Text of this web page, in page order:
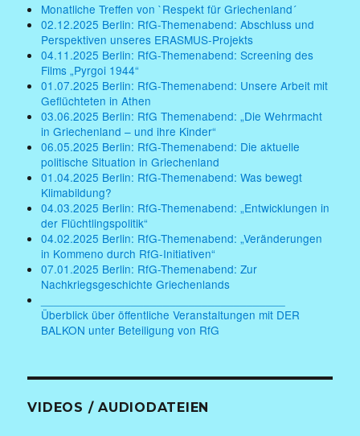
Monatliche Treffen von `Respekt für Griechenland´
02.12.2025 Berlin: RfG-Themenabend: Abschluss und
Perspektiven unseres ERASMUS-Projekts
04.11.2025 Berlin: RfG-Themenabend: Screening des
Films „Pyrgoi 1944“
01.07.2025 Berlin: RfG-Themenabend: Unsere Arbeit mit
Geflüchteten in Athen
03.06.2025 Berlin: RfG Themenabend: „Die Wehrmacht
in Griechenland – und ihre Kinder“
06.05.2025 Berlin: RfG-Themenabend: Die aktuelle
politische Situation in Griechenland
01.04.2025 Berlin: RfG-Themenabend: Was bewegt
Klimabildung?
04.03.2025 Berlin: RfG-Themenabend: „Entwicklungen in
der Flüchtlingspolitik“
04.02.2025 Berlin: RfG-Themenabend: „Veränderungen
in Kommeno durch RfG-Initiativen“
07.01.2025 Berlin: RfG-Themenabend: Zur
Nachkriegsgeschichte Griechenlands
Überblick über öffentliche Veranstaltungen mit DER
BALKON unter Beteiligung von RfG
VIDEOS / AUDIODATEIEN